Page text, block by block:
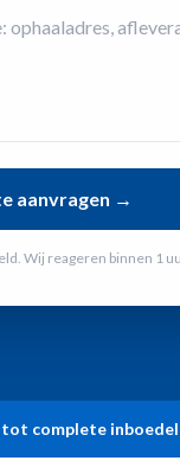
aanvragen →
Wij reageren binnen 1
tot complete inboedel